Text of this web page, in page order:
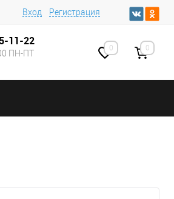
Вход Регистрация
11-22
ПН-ПТ
0 0